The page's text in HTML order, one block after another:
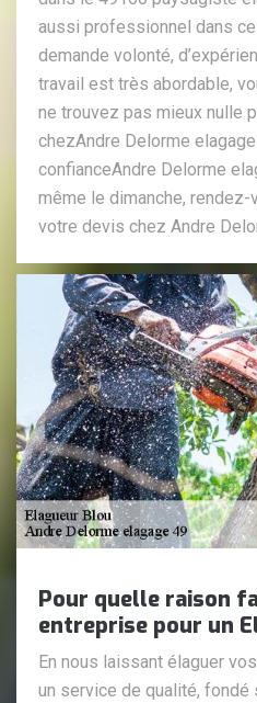
aussi professionnel dans
demande volonté,
travail est très abordable,
ne trouvez pas mieux nulle
chezAndre Delorme
confianceAndre Delorme
même le dimanche,
votre devis chez Andre
Pour quelle raison
entreprise pour un
En nous laissant élaguer
un service de qualité,